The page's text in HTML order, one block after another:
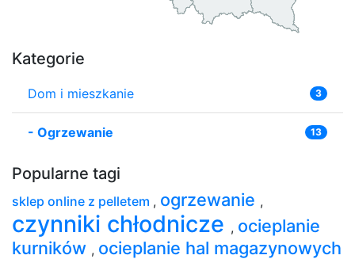
Kategorie
Dom i mieszkanie 3
- Ogrzewanie 13
Popularne tagi
sklep online z pelletem , ogrzewanie ,
czynniki chłodnicze , ocieplanie
kurników , ocieplanie hal magazynowych